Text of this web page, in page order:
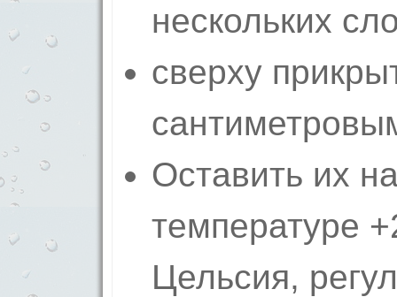
нескольких
сверху
Оставить их
температуре
Цельсия,